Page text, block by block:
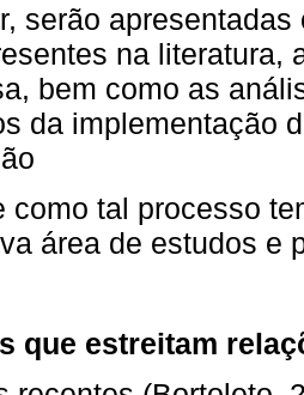
serão
na literatura,
bem como as
da implementação
como tal processo
área de estudos e
que estreitam